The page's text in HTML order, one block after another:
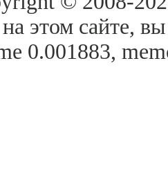
этом сайте,
0.001883,